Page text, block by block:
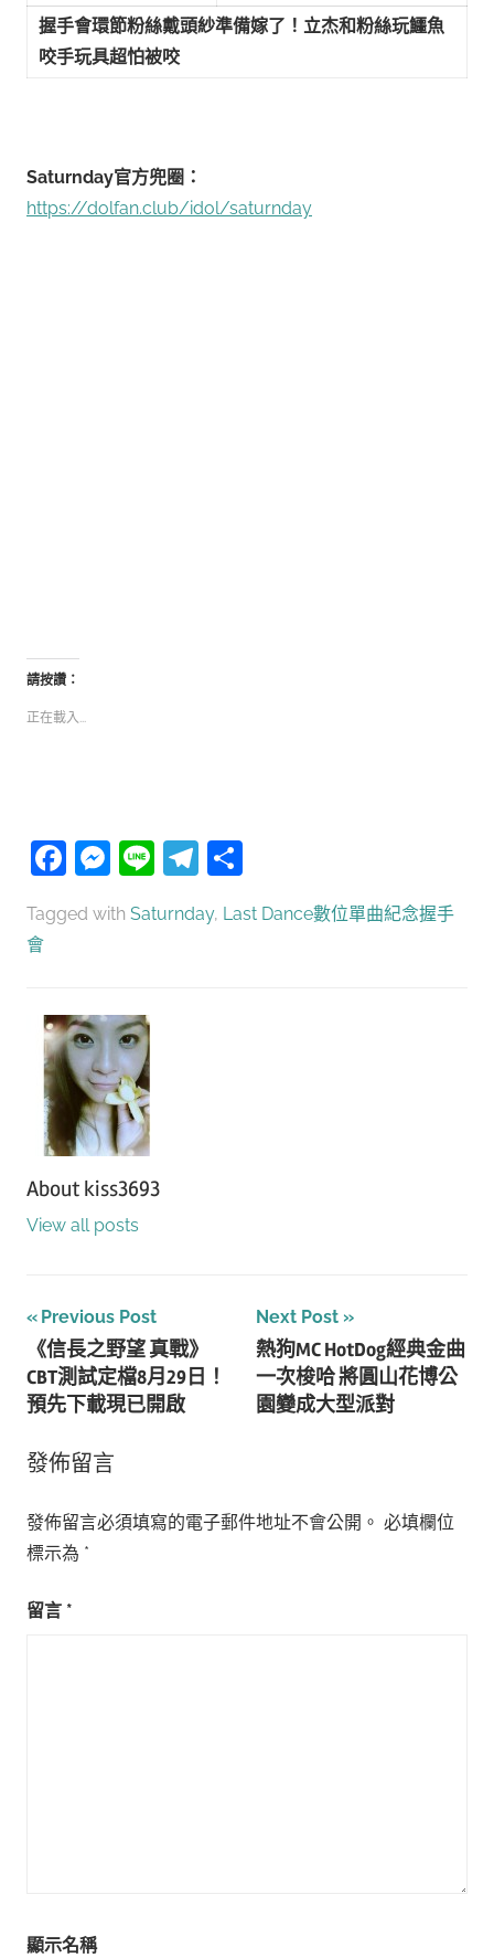
握手會環節粉絲戴頭紗準備嫁了！立杰和粉絲玩鱷魚
咬手玩具超怕被咬
Saturnday官方兜圈：
https://dolfan.club/idol/saturnday
請按讚：
正在載入...
Facebook
Messenger
LineTelegram
Tagged with Saturnday, Last Dance數位單曲紀念握手
會
About kiss3693
View all posts
文
章
導
覽
Previous Post
《信長之野望 真戰》
CBT測試定檔8月29日！
預先下載現已開啟
Next Post
熱狗MC HotDog經典金曲
一次梭哈 將圓山花博公
園變成大型派對
發佈留言
發佈留言必須填寫的電子郵件地址不會公開。 必填欄位
標示為 *
留言 *
顯示名稱